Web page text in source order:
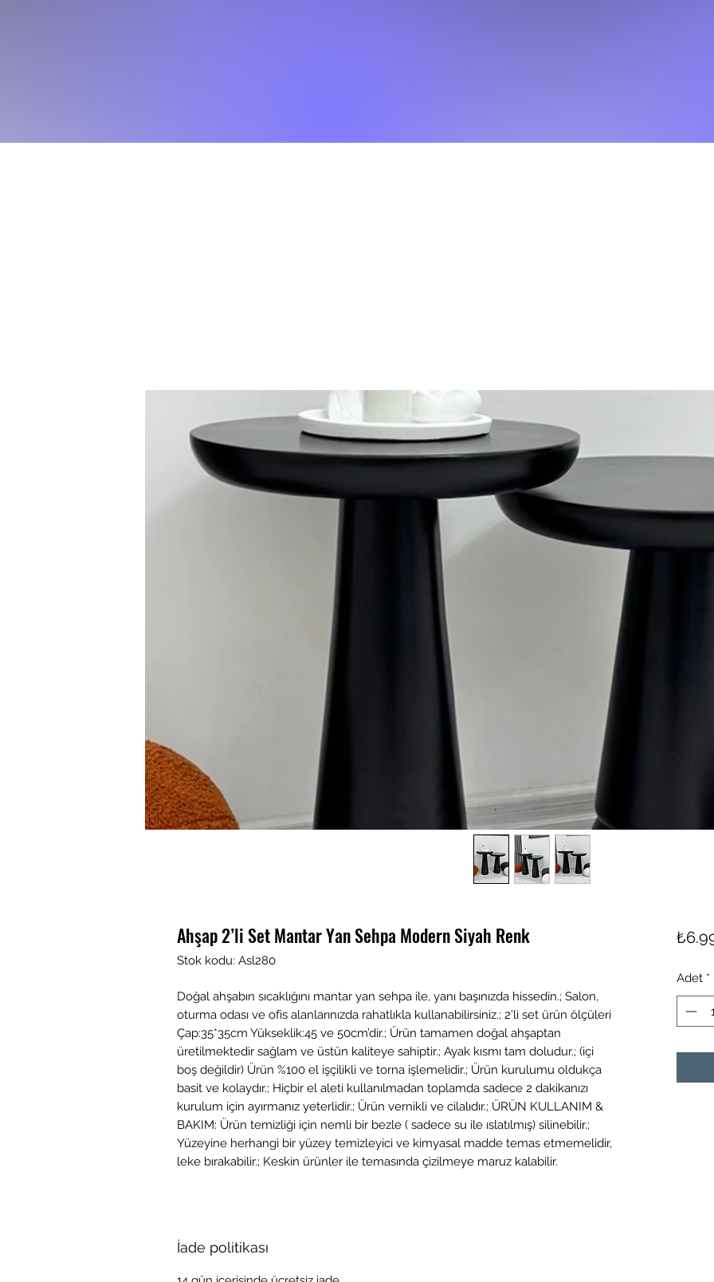
Ahşap 2’li Set Mantar Yan Sehpa Modern Siyah Renk
Stok kodu: Asl280
Doğal ahşabın sıcaklığını mantar yan sehpa ile, yanı başınızda hissedin.; Salon,
oturma odası ve ofis alanlarınızda rahatlıkla kullanabilirsiniz.; 2’li set ürün ölçüleri
Çap:35*35cm Yükseklik:45 ve 50cm’dir.; Ürün tamamen doğal ahşaptan
üretilmektedir sağlam ve üstün kaliteye sahiptir.; Ayak kısmı tam doludur.; (içi
boş değildir) Ürün %100 el işçilikli ve torna işlemelidir.; Ürün kurulumu oldukça
basit ve kolaydır.; Hiçbir el aleti kullanılmadan toplamda sadece 2 dakikanızı
kurulum için ayırmanız yeterlidir.; Ürün vernikli ve cilalıdır.; ÜRÜN KULLANIM &
BAKIM: Ürün temizliği için nemli bir bezle ( sadece su ile ıslatılmış) silinebilir.;
Yüzeyine herhangi bir yüzey temizleyici ve kimyasal madde temas etmemelidir,
leke bırakabilir.; Keskin ürünler ile temasında çizilmeye maruz kalabilir.
İade politikası
Adet *